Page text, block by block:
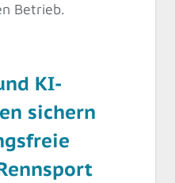
Betrieb.
KI-
sichern